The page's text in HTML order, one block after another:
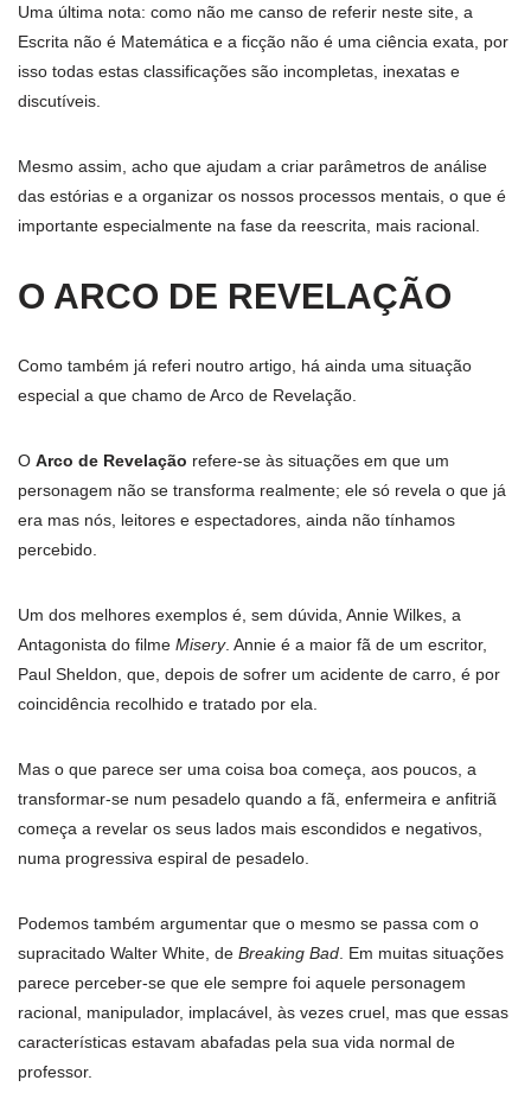
Uma última nota: como não me canso de referir neste site, a
Escrita não é Matemática e a ficção não é uma ciência exata, por
isso todas estas classificações são incompletas, inexatas e
discutíveis.
Mesmo assim, acho que ajudam a criar parâmetros de análise
das estórias e a organizar os nossos processos mentais, o que é
importante especialmente na fase da reescrita, mais racional.
O ARCO DE REVELAÇÃO
Como também já referi noutro artigo, há ainda uma situação
especial a que chamo de Arco de Revelação.
O Arco de Revelação refere-se às situações em que um
personagem não se transforma realmente; ele só revela o que já
era mas nós, leitores e espectadores, ainda não tínhamos
percebido.
Um dos melhores exemplos é, sem dúvida, Annie Wilkes, a
Antagonista do filme Misery. Annie é a maior fã de um escritor,
Paul Sheldon, que, depois de sofrer um acidente de carro, é por
coincidência recolhido e tratado por ela.
Mas o que parece ser uma coisa boa começa, aos poucos, a
transformar-se num pesadelo quando a fã, enfermeira e anfitriã
começa a revelar os seus lados mais escondidos e negativos,
numa progressiva espiral de pesadelo.
Podemos também argumentar que o mesmo se passa com o
supracitado Walter White, de Breaking Bad . Em muitas situações
parece perceber-se que ele sempre foi aquele personagem
racional, manipulador, implacável, às vezes cruel, mas que essas
características estavam abafadas pela sua vida normal de
professor.